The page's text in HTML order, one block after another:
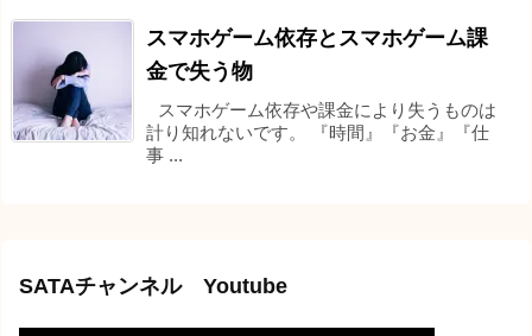
スマホゲーム依存とスマホゲーム課
金で失う物
スマホゲーム依存や課金により失うものは
計り知れないです。 『時間』『お金』『仕
事 ...
SATAチャンネル Youtube